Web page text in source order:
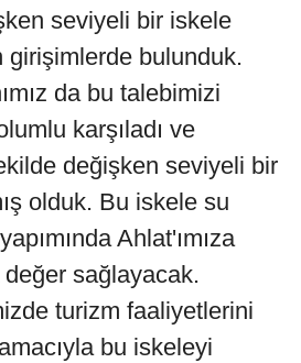
seviyeli bir iskele
girişimlerde bulunduk.
da bu talebimizi
karşıladı ve
değişken seviyeli bir
olduk. Bu iskele su
Ahlat'ımıza
sağlayacak.
turizm faaliyetlerini
bu iskeleyi